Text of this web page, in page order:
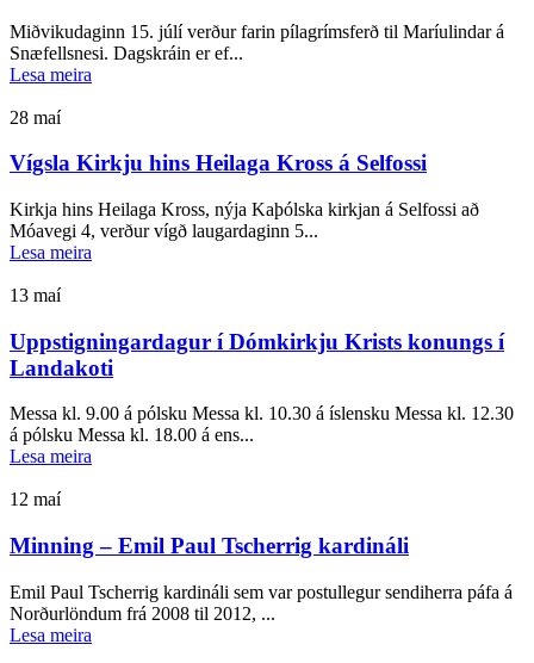
Miðvikudaginn 15. júlí verður farin pílagrímsferð til Maríulindar á
Snæfellsnesi. Dagskráin er ef...
Lesa meira
28 maí
Vígsla Kirkju hins Heilaga Kross á Selfossi
Kirkja hins Heilaga Kross, nýja Kaþólska kirkjan á Selfossi að
Móavegi 4, verður vígð laugardaginn 5...
Lesa meira
13 maí
Uppstigningardagur í Dómkirkju Krists konungs í
Landakoti
Messa kl. 9.00 á pólsku Messa kl. 10.30 á íslensku Messa kl. 12.30
á pólsku Messa kl. 18.00 á ens...
Lesa meira
12 maí
Minning – Emil Paul Tscherrig kardináli
Emil Paul Tscherrig kardináli sem var postullegur sendiherra páfa á
Norðurlöndum frá 2008 til 2012, ...
Lesa meira